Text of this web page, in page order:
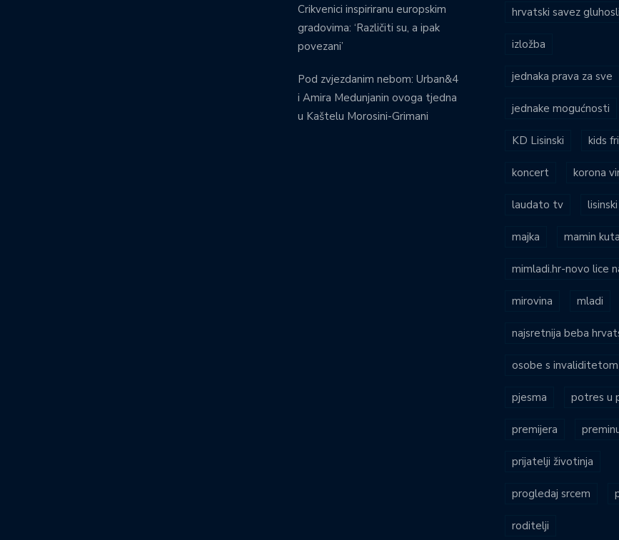
Crikvenici inspiriranu europskim
gradovima: ‘Različiti su, a ipak
povezani’
Pod zvjezdanim nebom: Urban&4
i Amira Medunjanin ovoga tjedna
u Kaštelu Morosini-Grimani
hrvatski savez
izložba
jednaka prava za sve
jednake mogućnosti
KD Lisinski kids
koncert korona
laudato tv lisinski
majka mamin
mimladi.hr-novo lice
mirovina mladi
najsretnija beba
osobe s invaliditetom
pjesma potres u
premijera
prijatelji životinja
progledaj srcem
roditelji